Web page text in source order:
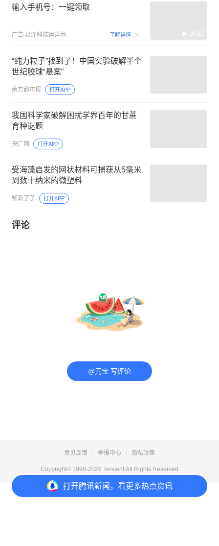
打开腾讯新闻，看更多热点资讯
输入手机号：一键领取
广告 易泽科技运营商 了解详情 00:15
“纯力粒子”找到了！中国实验破解半个
世纪胶球“悬案”
南方都市报 打开APP
我国科学家破解困扰学界百年的甘蔗
育种谜题
央广网 打开APP
受海藻启发的网状材料可捕获从5毫米
到数十纳米的微塑料
知新了了 打开APP
评论
@元宝 写评论
意见反馈 举报中心 隐私政策
Copyright© 1998-2026 Tencent.All Rights Reserved